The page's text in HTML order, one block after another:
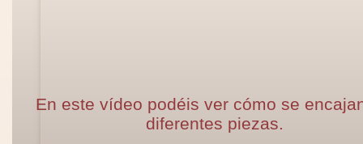
En este vídeo podéis ver cómo se
diferentes piezas.